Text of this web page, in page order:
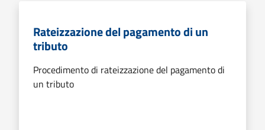
Rateizzazione del pagamento di un
tributo
Procedimento di rateizzazione del pagamento di
un tributo